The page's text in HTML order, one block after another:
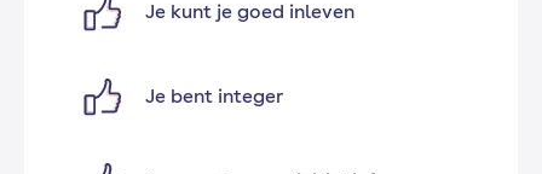
Je kunt je goed inleven
Je bent integer